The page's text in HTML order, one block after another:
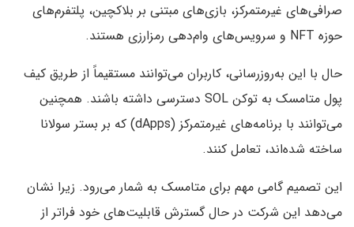
صرافی‌های غیرمتمرکز، بازی‌های مبتنی بر بلاکچین، پلتفرم‌های
حوزه NFT و سرویس‌های وام‌دهی رمزارزی هستند.
حال با این به‌روزرسانی، کاربران می‌توانند مستقیماً از طریق کیف
پول متامسک به توکن SOL دسترسی داشته باشند. همچنین
می‌توانند با برنامه‌های غیرمتمرکز (dApps) که بر بستر سولانا
ساخته شده‌اند،‌ تعامل کنند.
این تصمیم گامی مهم برای متامسک به شمار می‌رود. زیرا نشان
می‌دهد این شرکت در حال گسترش قابلیت‌های خود فراتر از